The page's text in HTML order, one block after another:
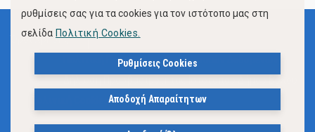
Όροι Χρήσης
Πολιτική Προστασίας Προσωπικών Δεδομένων
Πολιτική Cookies
ρυθμίσεις σας για τα cookies για τον ιστότοπο μας στη
σελίδα Πολιτική Cookies.
Ρυθμίσεις Cookies
Αποδοχή Απαραίτητων